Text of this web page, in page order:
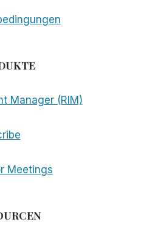
Manager (RIM)
Meetings